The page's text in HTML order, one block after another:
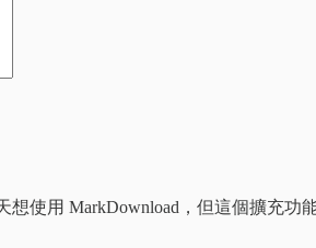
想使用 MarkDownload，但這個擴充